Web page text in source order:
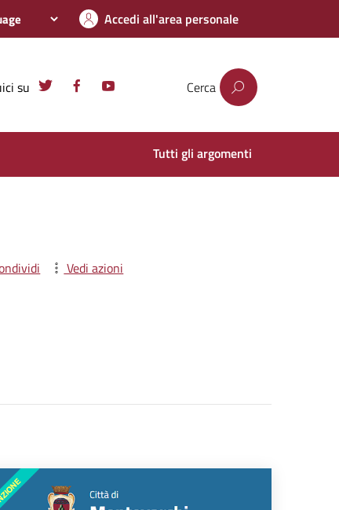
Accedi all'area personale
su Cerca
Tutti gli argomenti
Vedi azioni